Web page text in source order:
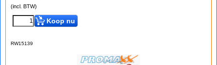
(incl. BTW)
Koop nu
RW15139